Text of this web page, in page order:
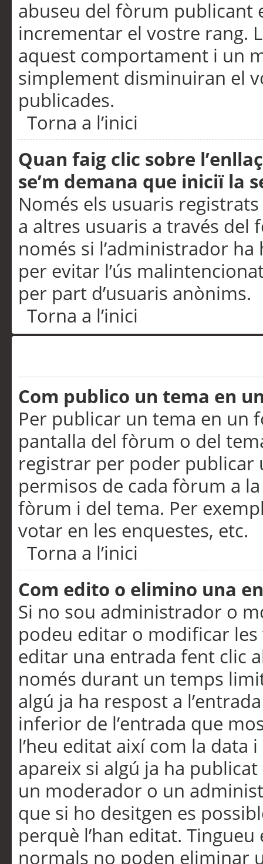
abuseu del fòrum publicant
incrementar el vostre rang.
aquest comportament i un
simplement disminuiran el
publicades.
Torna a l’inici
Quan faig clic sobre
se’m demana que iniciï la
Només els usuaris
a altres usuaris a través
només si l’administrador
per evitar l’ús
per part d’usuaris anònims.
Torna a l’inici
Com publico un tema en
Per publicar un tema en un
pantalla del fòrum o del
registrar per poder publicar
permisos de cada fòrum a
fòrum i del tema. Per
votar en les enquestes, etc.
Torna a l’inici
Com edito o elimino una
Si no sou administrador o
podeu editar o modificar
editar una entrada fent clic
només durant un temps
algú ja ha respost a
inferior de l’entrada que
l’heu editat així com la data
apareix si algú ja ha
un moderador o un
que si ho desitgen es
perquè l’han editat.
normals no poden eliminar